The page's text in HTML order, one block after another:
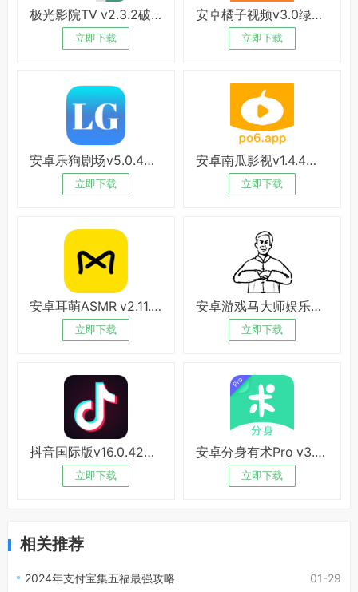
极光影院TV v2.3.2破解版
立即下载
安卓橘子视频v3.0绿化版
立即下载
安卓乐狗剧场v5.0.4绿化版
立即下载
安卓南瓜影视v1.4.4破解版
立即下载
安卓耳萌ASMR v2.11.8绿化版
立即下载
安卓游戏马大师娱乐解压
立即下载
抖音国际版v16.0.42绿化版
立即下载
安卓分身有术Pro v3.54破解版
立即下载
相关推荐
01-29
2024年支付宝集五福最强攻略